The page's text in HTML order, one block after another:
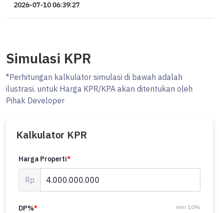
2026-07-10 06:39:27
Simulasi KPR
*Perhitungan kalkulator simulasi di bawah adalah
ilustrasi. untuk Harga KPR/KPA akan ditentukan oleh
Pihak Developer
Kalkulator KPR
Harga Properti*
Rp
DP%* min 10%